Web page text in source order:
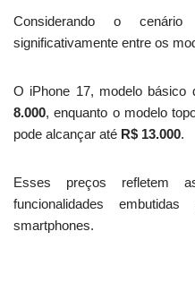
Considerando o
significativamente entre os
O iPhone 17, modelo básico
8.000, enquanto o modelo
pode alcançar até R$ 13.000.
Esses preços refletem
funcionalidades
smartphones.